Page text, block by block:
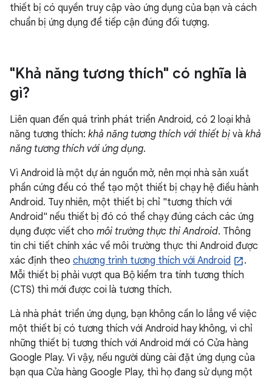
thiết bị có quyền truy cập vào ứng dụng của bạn và cách
chuẩn bị ứng dụng để tiếp cận đúng đối tượng.
"Khả năng tương thích" có nghĩa là
gì?
Liên quan đến quá trình phát triển Android, có 2 loại khả
năng tương thích: khả năng tương thích với thiết bị và khả
năng tương thích với ứng dụng.
Vì Android là một dự án nguồn mở, nên mọi nhà sản xuất
phần cứng đều có thể tạo một thiết bị chạy hệ điều hành
Android. Tuy nhiên, một thiết bị chỉ "tương thích với
Android" nếu thiết bị đó có thể chạy đúng cách các ứng
dụng được viết cho môi trường thực thi Android. Thông
tin chi tiết chính xác về môi trường thực thi Android được
xác định theo chương trình tương thích với Android
.
Mỗi thiết bị phải vượt qua Bộ kiểm tra tính tương thích
(CTS) thì mới được coi là tương thích.
Là nhà phát triển ứng dụng, bạn không cần lo lắng về việc
một thiết bị có tương thích với Android hay không, vì chỉ
những thiết bị tương thích với Android mới có Cửa hàng
Google Play. Vì vậy, nếu người dùng cài đặt ứng dụng của
bạn qua Cửa hàng Google Play, thì họ đang sử dụng một